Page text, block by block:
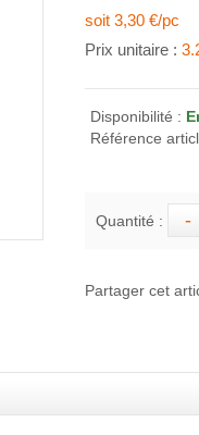
soit 3,30 €/pc
Prix unitaire :
Disponibilité :
Référence
Quantité :
Partager cet